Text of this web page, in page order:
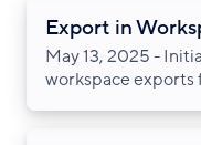
Export in
May 13, 2025 -
workspace exports